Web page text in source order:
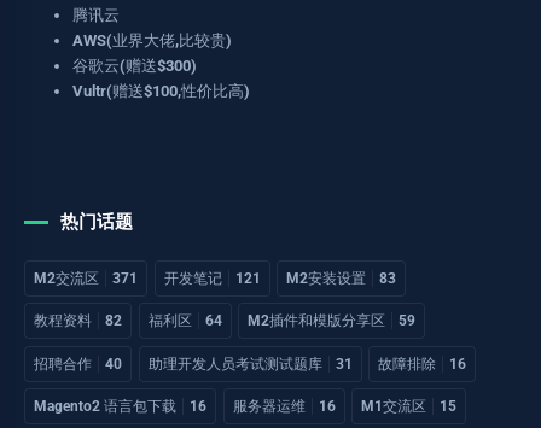
腾讯云
AWS(业界大佬,比较贵)
谷歌云(赠送$300)
Vultr(赠送$100,性价比高)
热门话题
M2交流区 371 开发笔记 121 M2安装设置 83
教程资料 82 福利区 64 M2插件和模版分享区 59
招聘合作 40 助理开发人员考试测试题库 31 故障排除 16
Magento2 语言包下载 16 服务器运维 16 M1交流区 15